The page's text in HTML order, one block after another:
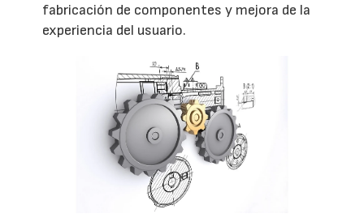
fabricación de componentes y mejora de la
experiencia del usuario.